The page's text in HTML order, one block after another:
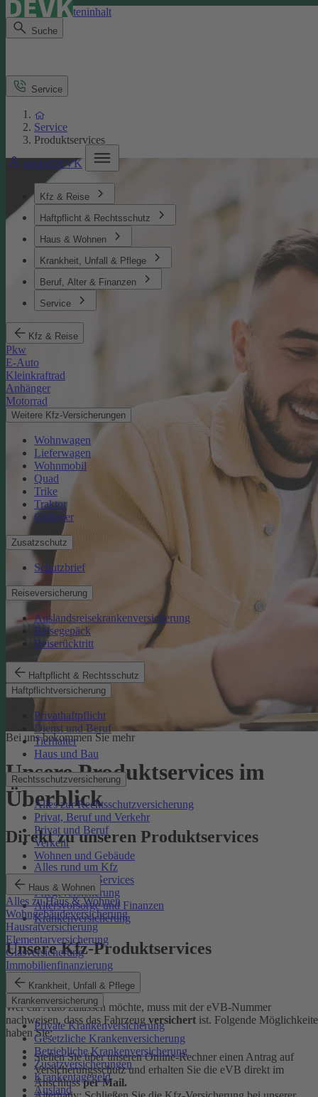
Direkt zum Seiteninhalt
Suche
meineDEVK
Kfz & Reise
Haftpflicht & Rechtsschutz
Haus & Wohnen
Krankheit, Unfall & Pflege
Beruf, Alter & Finanzen
Service
Kfz & Reise
Pkw
E-Auto
Kleinkraftrad
Anhänger
Motorrad
Weitere Kfz-Versicherungen
Wohnwagen
Lieferwagen
Wohnmobil
Quad
Trike
Traktor
Oldtimer
Zusatzschutz
Schutzbrief
Reiseversicherung
Auslandsreisekrankenversicherung
Reisegepäck
Reiserücktritt
Haftpflicht & Rechtsschutz
Haftpflichtversicherung
Privathaftpflicht
Dienst und Beruf
Tierhalter
Haus und Bau
Rechtsschutzversicherung
Alles zur Rechtsschutzversicherung
Privat, Beruf und Verkehr
Privat und Beruf
Verkehr
Wohnen und Gebäude
Haus & Wohnen
Alles zu Haus & Wohnen
Wohngebäudeversicherung
Hausratversicherung
Elementarversicherung
Glasversicherung
Immobilienfinanzierung
Krankheit, Unfall & Pflege
Krankenversicherung
Private Krankenversicherung
Gesetzliche Krankenversicherung
Betriebliche Krankenversicherung
Zusatzversicherungen
Krankentagegeld
Ausland
Service
Service
Produktservices
Bei uns bekommen Sie mehr
Unsere Produktservices im
Überblick
Direkt zu unseren Produktservices
Alles rund um Kfz
Rechtsschutz-Services
Pflegeversicherung
Altersvorsorge und Finanzen
Krankenversicherung
Unsere Kfz-Produktservices
eVB-Nummer
Wer ein Auto zulassen möchte, muss mit der eVB-Nummer
nachweisen, dass das Fahrzeug versichert ist. Folgende
haben Sie:
Stellen Sie über unseren Online-Rechner einen Antrag auf
Versicherungsschutz und erhalten Sie die eVB direkt im
Anschlussper Mail.